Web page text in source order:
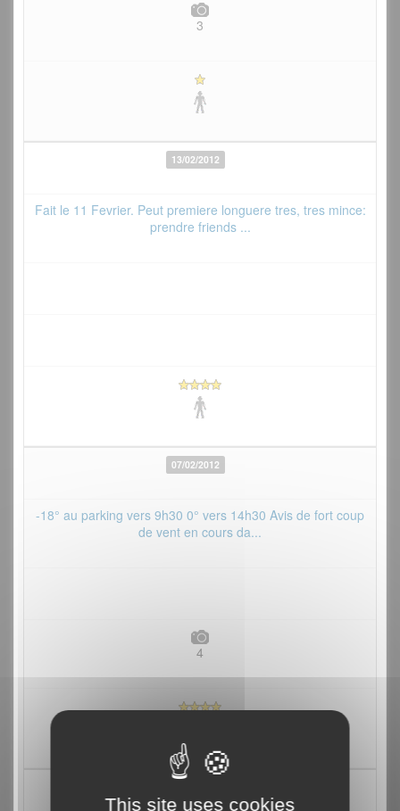
3
13/02/2012
Fait le 11 Fevrier. Peut premiere longuere tres, tres mince:
prendre friends ...
07/02/2012
-18° au parking vers 9h30 0° vers 14h30 Avis de fort coup
de vent en cours da...
4
This site uses cookies